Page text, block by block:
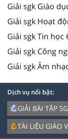
Giải sgk Giáo
Giải sgk Hoạt
Giải sgk Tin học
Giải sgk Công
Giải sgk Âm
Dịch vụ nổi bật:
GIẢI BÀI TẬP
TÀI LIỆU GIÁO